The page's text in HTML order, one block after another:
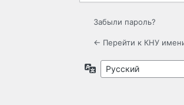
Забыли пароль?
← Перейти к КНУ
Язык